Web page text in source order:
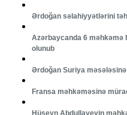
Ərdoğan səlahiyyətlərini
Azərbaycanda 6 məhkəmə
olunub
Ərdoğan Suriya
Fransa məhkəməsinə
Hüseyn Abdullayevin